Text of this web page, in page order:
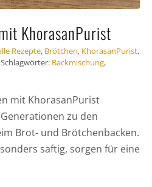
KhorasanPurist
Rezepte, Brötchen, KhorasanPurist,
Schlagwörter: Backmischung,
mit KhorasanPurist
zu den
Brot- und Brötchenbacken.
saftig, sorgen für eine